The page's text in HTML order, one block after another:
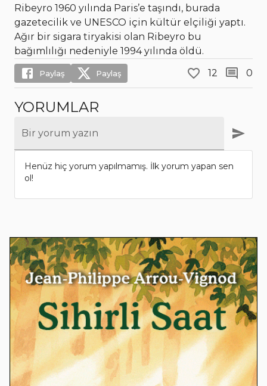
Ribeyro 1960 yılında Paris’e taşındı, burada
gazetecilik ve UNESCO için kültür elçiliği yaptı.
Ağır bir sigara tiryakisi olan Ribeyro bu
bağımlılığı nedeniyle 1994 yılında öldü.
Paylaş Paylaş 12 0
YORUMLAR
Bir yorum yazın
Henüz hiç yorum yapılmamış. İlk yorum yapan sen
ol!